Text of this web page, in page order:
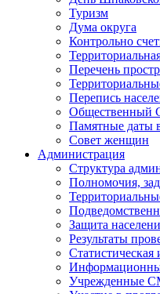
Туризм
Дума округа
Контрольно
Перечень
Перепись
Общественный
Памятные даты
Совет женщин
Администрация
Структура
Полномочия,
Защита
Результаты
Учрежденные